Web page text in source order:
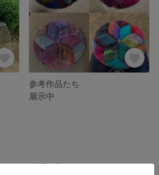
参考作品たち
展示中
の作品一覧